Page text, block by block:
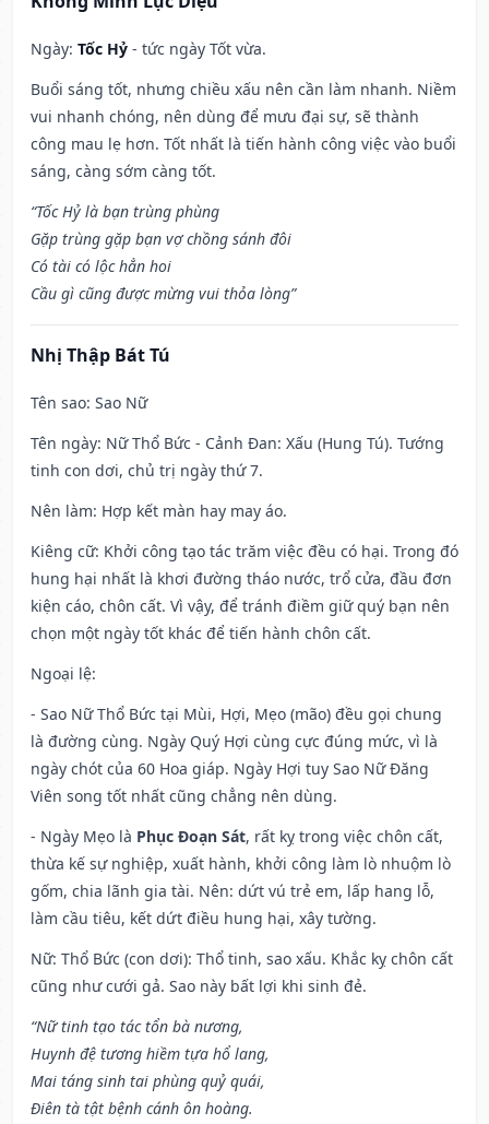
Ngày: Tốc Hỷ - tức ngày Tốt vừa.
Buổi sáng tốt, nhưng chiều xấu nên cần làm nhanh. Niềm
vui nhanh chóng, nên dùng để mưu đại sự, sẽ thành
công mau lẹ hơn. Tốt nhất là tiến hành công việc vào buổi
sáng, càng sớm càng tốt.
“Tốc Hỷ là bạn trùng phùng
Gặp trùng gặp bạn vợ chồng sánh đôi
Có tài có lộc hẳn hoi
Cầu gì cũng được mừng vui thỏa lòng”
Nhị Thập Bát Tú
Tên sao: Sao Nữ
Tên ngày: Nữ Thổ Bức - Cảnh Đan: Xấu (Hung Tú). Tướng
tinh con dơi, chủ trị ngày thứ 7.
Nên làm: Hợp kết màn hay may áo.
Kiêng cữ: Khởi công tạo tác trăm việc đều có hại. Trong đó
hung hại nhất là khơi đường tháo nước, trổ cửa, đầu đơn
kiện cáo, chôn cất. Vì vậy, để tránh điềm giữ quý bạn nên
chọn một ngày tốt khác để tiến hành chôn cất.
Ngoại lệ:
- Sao Nữ Thổ Bức tại Mùi, Hợi, Mẹo (mão) đều gọi chung
là đường cùng. Ngày Quý Hợi cùng cực đúng mức, vì là
ngày chót của 60 Hoa giáp. Ngày Hợi tuy Sao Nữ Đăng
Viên song tốt nhất cũng chẳng nên dùng.
- Ngày Mẹo là Phục Đoạn Sát, rất kỵ trong việc chôn cất,
thừa kế sự nghiệp, xuất hành, khởi công làm lò nhuộm lò
gốm, chia lãnh gia tài. Nên: dứt vú trẻ em, lấp hang lỗ,
làm cầu tiêu, kết dứt điều hung hại, xây tường.
Nữ: Thổ Bức (con dơi): Thổ tinh, sao xấu. Khắc kỵ chôn cất
cũng như cưới gả. Sao này bất lợi khi sinh đẻ.
“Nữ tinh tạo tác tổn bà nương,
Huynh đệ tương hiềm tựa hổ lang,
Mai táng sinh tai phùng quỷ quái,
Điên tà tật bệnh cánh ôn hoàng.